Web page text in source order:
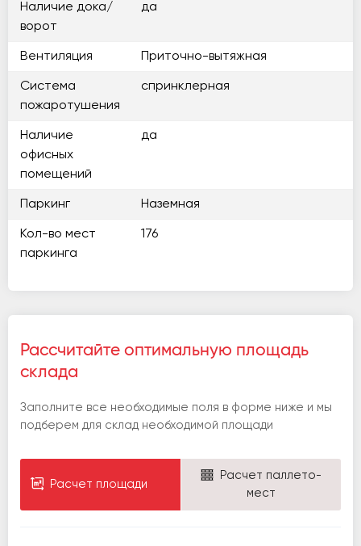
Наличие дока/
ворот
да
Вентиляция Приточно-вытяжная
Система
пожаротушения
спринклерная
Наличие
офисных
помещений
да
Паркинг Наземная
Кол-во мест
паркинга
176
Рассчитайте оптимальную площадь
склада
Заполните все необходимые поля в форме ниже и мы
подберем для склад необходимой площади
Расчет площади
Расчет паллето-
мест